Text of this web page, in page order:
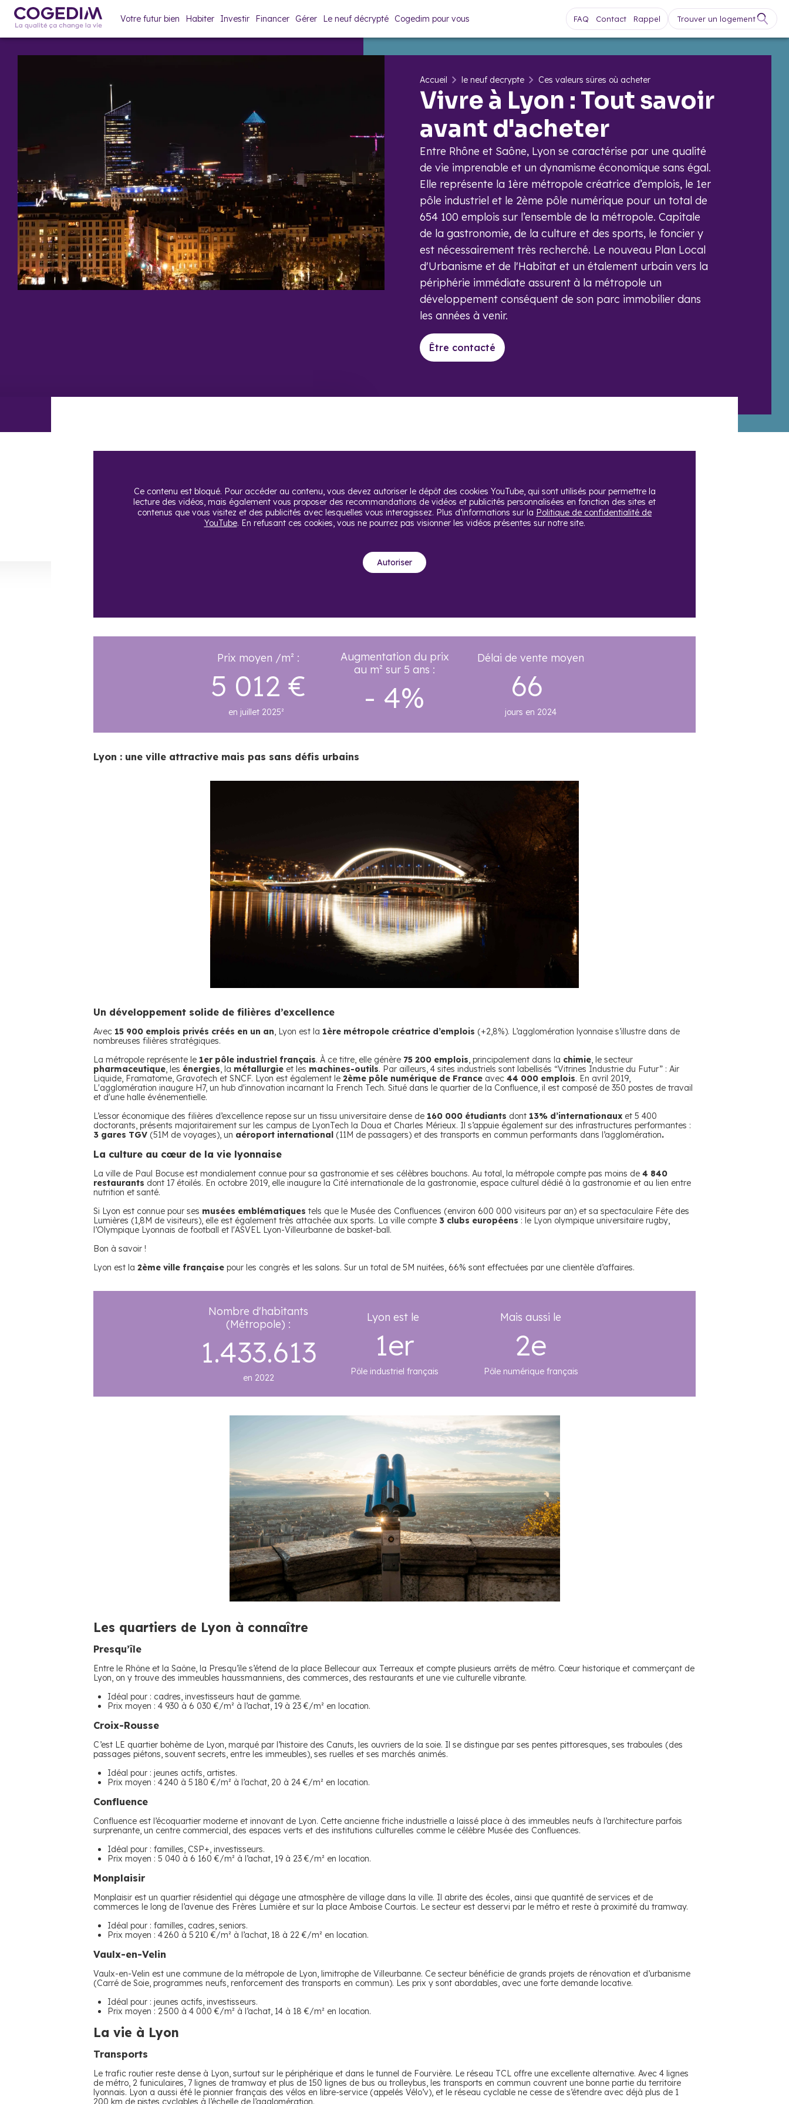
Votre futur bien Habiter Investir Financer Gérer Le neuf décrypté Cogedim pour vous FAQ Contact Rappel Trouver un logement
Accueil le neuf decrypte Ces valeurs sûres où acheter
​Vivre à Lyon : Tout savoir
avant d'acheter
Entre Rhône et Saône, Lyon se caractérise par une qualité
de vie imprenable et un dynamisme économique sans égal.
Elle représente la 1ère métropole créatrice d’emplois, le 1er
pôle industriel et le 2ème pôle numérique pour un total de
654 100 emplois sur l’ensemble de la métropole. Capitale
de la gastronomie, de la culture et des sports, le foncier y
est nécessairement très recherché. Le nouveau Plan Local
d'Urbanisme et de l'Habitat et un étalement urbain vers la
périphérie immédiate assurent à la métropole un
développement conséquent de son parc immobilier dans
les années à venir.
Être contacté
Ce contenu est bloqué. Pour accéder au contenu, vous devez autoriser le dépôt des cookies YouTube, qui sont utilisés pour permettre la
lecture des vidéos, mais également vous proposer des recommandations de vidéos et publicités personnalisées en fonction des sites et
contenus que vous visitez et des publicités avec lesquelles vous interagissez. Plus d’informations sur la Politique de confidentialité de
YouTube. En refusant ces cookies, vous ne pourrez pas visionner les vidéos présentes sur notre site.
Autoriser
Prix moyen /m² :
5 012 €
en juillet 2025²
Augmentation du prix
au m² sur 5 ans :
- 4%
Délai de vente moyen
66
jours en 2024
​Lyon : une ville attractive mais pas sans défis urbains
Un développement solide de filières d’excellence
Avec 15 900 emplois privés créés en un an, Lyon est la 1ère métropole créatrice d’emplois (+2,8%). L’agglomération lyonnaise s’illustre dans de
nombreuses filières stratégiques.
La métropole représente le 1er pôle industriel français. À ce titre, elle génère 75 200 emplois, principalement dans la chimie, le secteur
pharmaceutique, les énergies, la métallurgie et les machines-outils. Par ailleurs, 4 sites industriels sont labellisés “Vitrines Industrie du Futur” : Air
Liquide, Framatome, Gravotech et SNCF. Lyon est également le 2ème pôle numérique de France avec 44 000 emplois. En avril 2019,
L'agglomération inaugure H7, un hub d'innovation incarnant la French Tech. Situé dans le quartier de la Confluence, il est composé de 350 postes de travail
et d'une halle événementielle.
L’essor économique des filières d’excellence repose sur un tissu universitaire dense de 160 000 étudiants dont 13% d’internationaux et 5 400
doctorants, présents majoritairement sur les campus de LyonTech la Doua et Charles Mérieux. Il s’appuie également sur des infrastructures performantes :
3 gares TGV (51M de voyages), un aéroport international (11M de passagers) et des transports en commun performants dans l’agglomération.
La culture au cœur de la vie lyonnaise
La ville de Paul Bocuse est mondialement connue pour sa gastronomie et ses célèbres bouchons. Au total, la métropole compte pas moins de 4 840
restaurants dont 17 étoilés. En octobre 2019, elle inaugure la Cité internationale de la gastronomie, espace culturel dédié à la gastronomie et au lien entre
nutrition et santé.
Si Lyon est connue pour ses musées emblématiques tels que le Musée des Confluences (environ 600 000 visiteurs par an) et sa spectaculaire Fête des
Lumières (1,8M de visiteurs), elle est également très attachée aux sports. La ville compte 3 clubs européens : le Lyon olympique universitaire rugby,
l’Olympique Lyonnais de football et l'ASVEL Lyon-Villeurbanne de basket-ball.
Bon à savoir !
Lyon est la 2ème ville française pour les congrès et les salons. Sur un total de 5M nuitées, 66% sont effectuées par une clientèle d’affaires.
Nombre d'habitants
(Métropole) :
1.433.613
en 2022
Lyon est le
1er
Pôle industriel français
Mais aussi le
2e
Pôle numérique français
​Les quartiers de Lyon à connaître
Presqu’île
Entre le Rhône et la Saône, la Presqu’île s’étend de la place Bellecour aux Terreaux et compte plusieurs arrêts de métro. Cœur historique et commerçant de
Lyon, on y trouve des immeubles haussmanniens, des commerces, des restaurants et une vie culturelle vibrante.
Idéal pour : cadres, investisseurs haut de gamme.
Prix moyen : 4 930 à 6 030 €/m² à l’achat, 19 à 23 €/m² en location.
​Croix-Rousse
C’est LE quartier bohème de Lyon, marqué par l’histoire des Canuts, les ouvriers de la soie. Il se distingue par ses pentes pittoresques, ses traboules (des
passages piétons, souvent secrets, entre les immeubles), ses ruelles et ses marchés animés.
Idéal pour : jeunes actifs, artistes.
Prix moyen : 4 240 à 5 180 €/m² à l’achat, 20 à 24 €/m² en location.
​Confluence
Confluence est l’écoquartier moderne et innovant de Lyon. Cette ancienne friche industrielle a laissé place à des immeubles neufs à l’architecture parfois
surprenante, un centre commercial, des espaces verts et des institutions culturelles comme le célèbre Musée des Confluences.
Idéal pour : familles, CSP+, investisseurs.
Prix moyen : 5 040 à 6 160 €/m² à l’achat, 19 à 23 €/m² en location.
​Monplaisir
Monplaisir est un quartier résidentiel qui dégage une atmosphère de village dans la ville. Il abrite des écoles, ainsi que quantité de services et de
commerces le long de l’avenue des Frères Lumière et sur la place Amboise Courtois. Le secteur est desservi par le métro et reste à proximité du tramway.
Idéal pour : familles, cadres, seniors.
Prix moyen : 4 260 à 5 210 €/m² à l’achat, 18 à 22 €/m² en location.
​Vaulx-en-Velin
Vaulx-en-Velin est une commune de la métropole de Lyon, limitrophe de Villeurbanne. Ce secteur bénéficie de grands projets de rénovation et d’urbanisme
(Carré de Soie, programmes neufs, renforcement des transports en commun). Les prix y sont abordables, avec une forte demande locative.
Idéal pour : jeunes actifs, investisseurs.
Prix moyen : 2 500 à 4 000 €/m² à l’achat, 14 à 18 €/m² en location.
La vie à Lyon
​Transports
Le trafic routier reste dense à Lyon, surtout sur le périphérique et dans le tunnel de Fourvière. Le réseau TCL offre une excellente alternative. Avec 4 lignes
de métro, 2 funiculaires, 7 lignes de tramway et plus de 150 lignes de bus ou trolleybus, les transports en commun couvrent une bonne partie du territoire
lyonnais. Lyon a aussi été le pionnier français des vélos en libre-service (appelés Vélo’v), et le réseau cyclable ne cesse de s’étendre avec déjà plus de 1
200 km de pistes cyclables à l’échelle de l’agglomération.